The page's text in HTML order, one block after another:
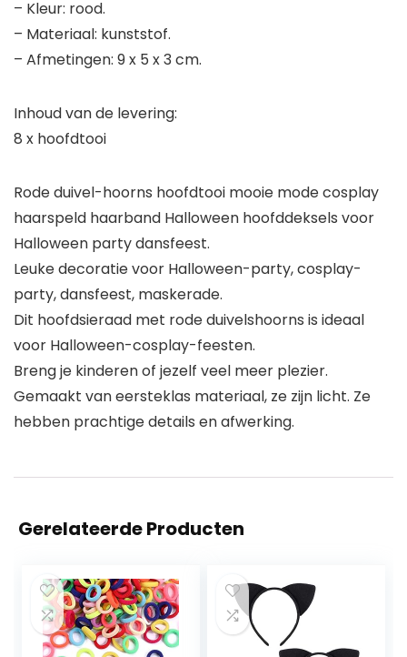
– Kleur: rood.
– Materiaal: kunststof.
– Afmetingen: 9 x 5 x 3 cm.
Inhoud van de levering:
8 x hoofdtooi
Rode duivel-hoorns hoofdtooi mooie mode cosplay
haarspeld haarband Halloween hoofddeksels voor
Halloween party dansfeest.
Leuke decoratie voor Halloween-party, cosplay-
party, dansfeest, maskerade.
Dit hoofdsieraad met rode duivelshoorns is ideaal
voor Halloween-cosplay-feesten.
Breng je kinderen of jezelf veel meer plezier.
Gemaakt van eersteklas materiaal, ze zijn licht. Ze
hebben prachtige details en afwerking.
Gerelateerde Producten